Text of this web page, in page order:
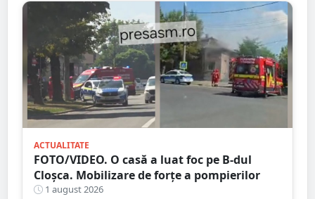
ACTUALITATE
FOTO/VIDEO. O casă a luat foc pe B-dul
Cloșca. Mobilizare de forțe a pompierilor
1 august 2026